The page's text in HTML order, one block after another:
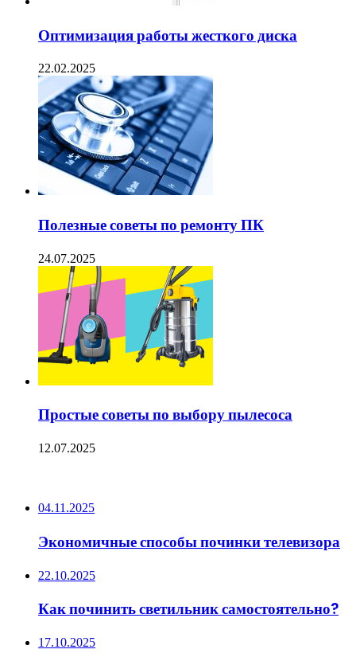
Оптимизация работы жесткого диска
22.02.2025
Полезные советы по ремонту ПК
24.07.2025
Простые советы по выбору пылесоса
12.07.2025
04.11.2025
Экономичные способы починки телевизора
22.10.2025
Как починить светильник самостоятельно?
17.10.2025